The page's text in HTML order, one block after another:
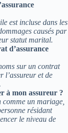
est incluse dans les
causés par
statut marital.
d’assurance
sur un contrat
l’assureur et de
à mon assureur ?
comme un mariage,
résidant
le niveau de